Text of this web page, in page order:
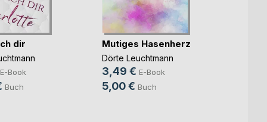
dir
E-Book
Buch
Mutiges Hasenherz
Dörte Leuchtmann
3,49 € E-Book
5,00 € Buch